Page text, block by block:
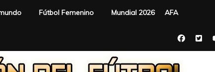
Fútbol Femenino Mundial 2026 AFA